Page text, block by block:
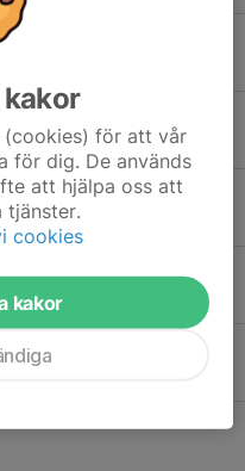
- Värmdös viktigaste
succé!
(cookies) för att vår
för dig. De används
att hjälpa oss att
tjänster.
cookies
kakor